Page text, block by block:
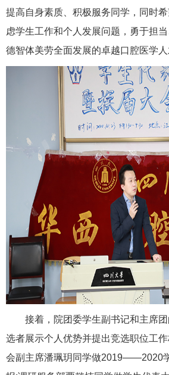
提高自身素质、积极服务同学，同时
虑学生工作和个人发展问题，勇于担
德智体美劳全面发展的卓越口腔医学人
接着，院团委学生副书记和主席团
选者展示个人优势并提出竞选职位工
会副主席潘珮玥同学做2019——2020